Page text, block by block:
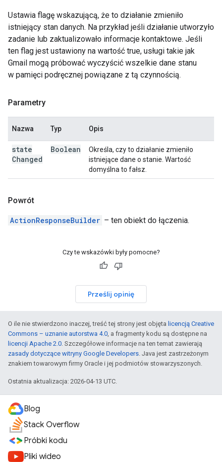
Ustawia flagę wskazującą, że to działanie zmieniło
istniejący stan danych. Na przykład jeśli działanie utworzyło
zadanie lub zaktualizowało informacje kontaktowe. Jeśli
ten flag jest ustawiony na wartość true, usługi takie jak
Gmail mogą próbować wyczyścić wszelkie dane stanu
w pamięci podręcznej powiązane z tą czynnością.
Parametry
Nazwa Typ Opis
state
Changed
Boolean
Określa, czy to działanie zmieniło
istniejące dane o stanie. Wartość
domyślna to fałsz.
Powrót
ActionResponseBuilder – ten obiekt do łączenia.
Czy te wskazówki były pomocne?
Prześlij opinię
O ile nie stwierdzono inaczej, treść tej strony jest objęta licencją Creative
Commons – uznanie autorstwa 4.0, a fragmenty kodu są dostępne na
licencji Apache 2.0. Szczegółowe informacje na ten temat zawierają
zasady dotyczące witryny Google Developers. Java jest zastrzeżonym
znakiem towarowym firmy Oracle i jej podmiotów stowarzyszonych.
Ostatnia aktualizacja: 2026-04-13 UTC.
Blog
Stack Overflow
Próbki kodu
Pliki wideo